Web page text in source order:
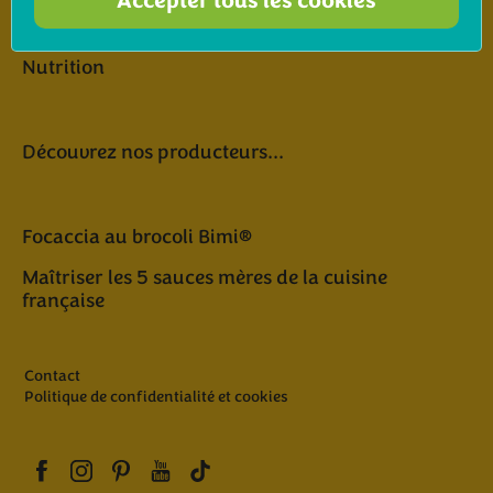
Inscrivez-vous à notre newsletter
Nutrition
Découvrez nos producteurs...
Focaccia au brocoli Bimi®
Maîtriser les 5 sauces mères de la cuisine
française
Contact
Politique de confidentialité et cookies